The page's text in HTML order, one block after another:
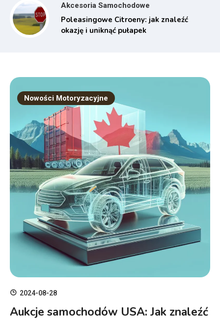
Akcesoria Samochodowe
Poleasingowe Citroeny: jak znaleźć
okazję i uniknąć pułapek
Nowości Motoryzacyjne
2024-08-28
Aukcje samochodów USA: Jak znaleźć